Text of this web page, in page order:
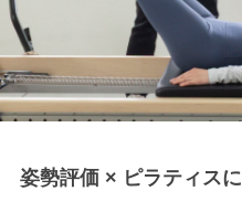
姿勢評価 × ピラティス